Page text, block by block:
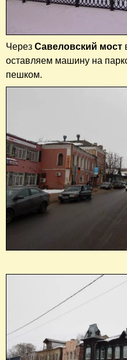
Через Савеловский мост
оставляем машину на
пешком.